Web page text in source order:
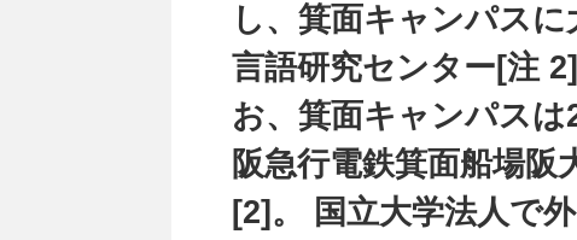
し、箕面キャンパス
言語研究センター[注
お、箕面キャンパス
阪急行電鉄箕面船場阪
[2]。 国立大学法人で